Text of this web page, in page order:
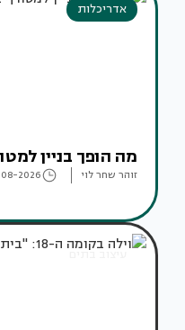
אדריכלות
מה הופך בניין
זוהר שחר לוי 2026
עיצוב בתים